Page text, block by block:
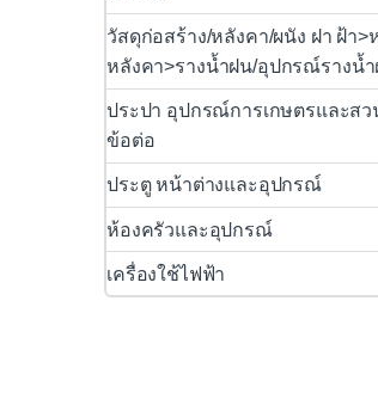
วัสดุก่อสร้าง/หลังคา/ผนัง ฝา ฝ้า>
หลังคา>รางน้ำฝน/อุปกรณ์รางน้
ประปา อุปกรณ์การเกษตรและส
ข้อต่อ
ประตู หน้าต่างและอุปกรณ์
ห้องครัวและอุปกรณ์
เครื่องใช้ไฟฟ้า